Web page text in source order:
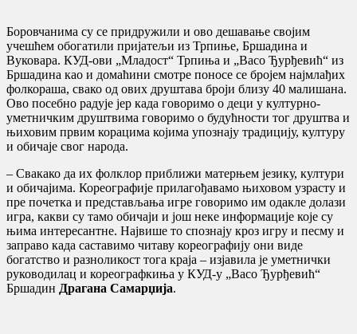
Боровчанима су се придружили и ово дешавање својим
учешћем обогатили пријатељи из Трпиње, Бршадина и
Вуковара. КУД-ови „Младост“ Трпиња и „Васо Ђурђевић“ из
Бршадина као и домаћини смотре поносе се бројем најмлађих
фолкораша, свако од ових друштава броји близу 40 малишана.
Ово посебно радује јер када говоримо о деци у културно-
уметничким друштвима говоримо о будућности тог друштва и
њиховим првим корацима којима упознају традицију, културу
и обичаје свог народа.
– Свакако да их фолклор приближи матерњем језику, култури
и обичајима. Кореографије прилагођавамо њиховом узрасту и
пре почетка и представљања игре говоримо им одакле долази
игра, какви су тамо обичаји и још неке информације које су
њима интересантне. Највише то спознају кроз игру и песму и
заправо када саставимо читаву кореографију они виде
богатство и разноликост тога краја – изјавила је уметнички
руководилац и кореографкиња у КУД-у „Васо Ђурђевић“
Бршадин Драгана Самарџија.